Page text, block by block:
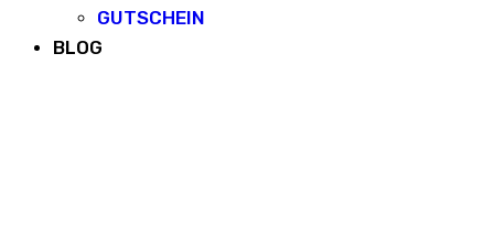
GUTSCHEIN
BLOG